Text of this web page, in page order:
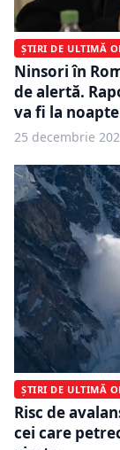
ȘTIRI DE ULTIMĂ
Ninsori în
de alertă.
va fi la noapte
25 decembrie
ȘTIRI DE ULTIMĂ
Risc de
cei care